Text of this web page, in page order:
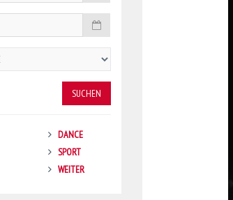
SUCHEN
DANCE
SPORT
WEITER